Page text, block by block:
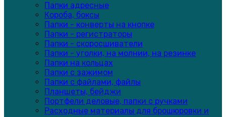
Папки адресные
Короба, боксы
Папки - конверты на кнопке
Папки - регистраторы
Папки - скоросшиватели
Папки - уголки, на молнии, на резинке
Папки на кольцах
Папки с зажимом
Папки с файлами, файлы
Планшеты, бейджи
Портфели деловые, папки с ручками
Расходные материалы для брошюровки и